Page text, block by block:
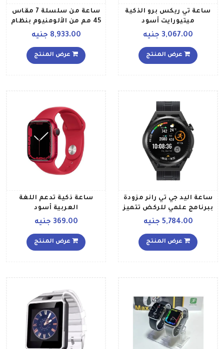
ساعة تي ريكس برو الذكية
ميتيورايت أسود
3,067.00 جنيه
عرض المنتج
ساعة من سلسلة 7 مقاس
45 مم من الألومنيوم بنظام
تحديد المواقع لون أخضر
8,933.00 جنيه
عرض المنتج
ساعة اليد جي تي رانر مزودة
ببرنامج علمي للركض تتميز
بمتابعة دقيقة لمعدل
الحقيقي وتحديد الموقع على
مستوى طريق الماراثون لون
5,784.00 جنيه
عرض المنتج
ساعة ذكية تدعم اللغة
العربية أسود
369.00 جنيه
عرض المنتج